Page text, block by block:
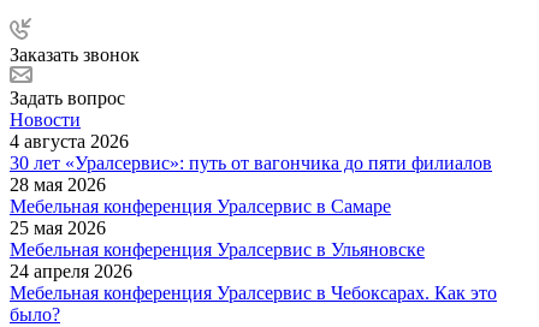
Заказать звонок
Задать вопрос
Новости
4 августа 2026
30 лет «Уралсервис»: путь от вагончика до пяти филиалов
28 мая 2026
Мебельная конференция Уралсервис в Самаре
25 мая 2026
Мебельная конференция Уралсервис в Ульяновске
24 апреля 2026
Мебельная конференция Уралсервис в Чебоксарах. Как это
было?